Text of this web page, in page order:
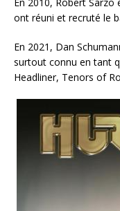
ont réuni et recruté le
En 2021, Dan
surtout connu en tant
Headliner, Tenors of